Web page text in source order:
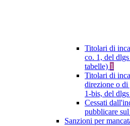
Titolari di
co. 1, del
tabelle) 1
Titolari di
direzione o
1-bis, del
Cessati
pubblicare
Sanzioni per